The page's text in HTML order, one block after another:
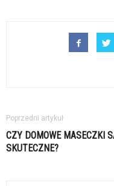
Poprzedni artykuł
CZY DOMOWE MASECZKI
SKUTECZNE?